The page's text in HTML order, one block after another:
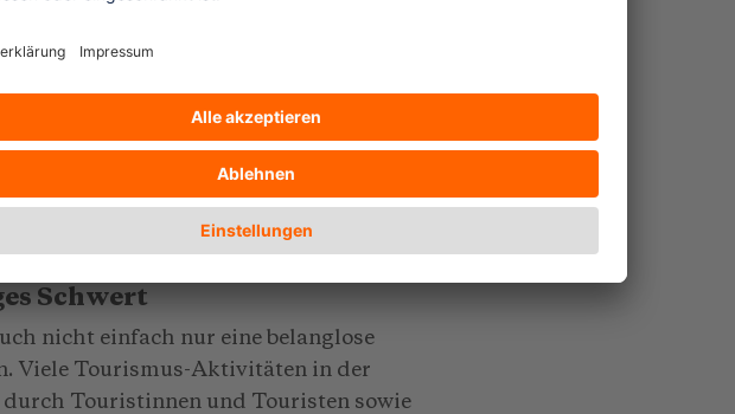
den Großteil des Landes, das
verloren. Zwar engagieren sich viele
Doch da sie Tag für Tag mit
ihr Aktivismus viel Kraft und
in den von den San selbst
haben die Gemeinschaften durch
und die Wahl
auf ihre eigene Souveränität.
Schwert
nicht einfach nur eine belanglose
Viele Tourismus-Aktivitäten in der
Touristinnen und Touristen sowie